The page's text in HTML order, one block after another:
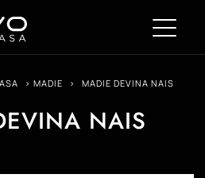
> MADIE > MADIE DEVINA NAIS
NAIS